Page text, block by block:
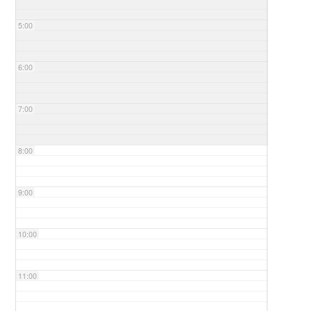
5:00
6:00
7:00
8:00
9:00
10:00
11:00